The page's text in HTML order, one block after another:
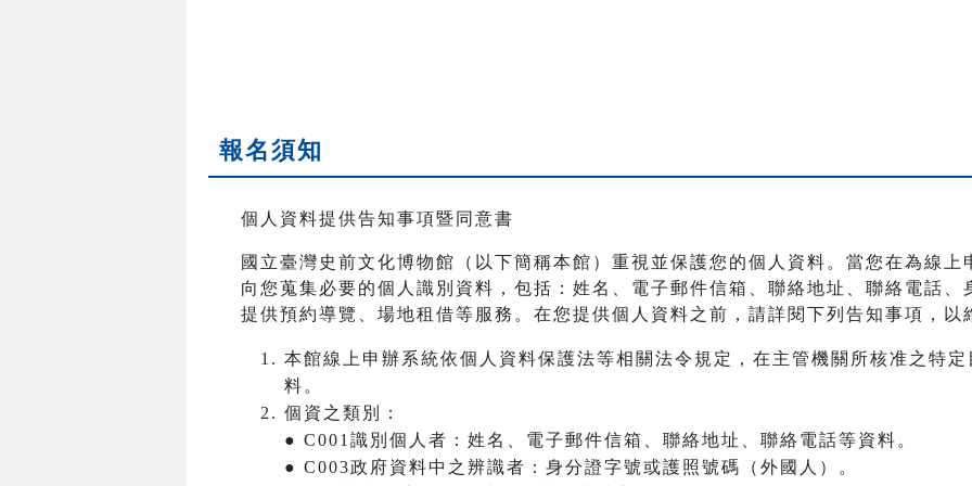
報名須知
個人資料提供告知事項暨同意書
國立臺灣史前文化博物館（以下簡稱本館）重視並保護您的個人資料。當您在為線
向您蒐集必要的個人識別資料，包括：姓名、電子郵件信箱、聯絡地址、聯絡電話
提供預約導覽、場地租借等服務。在您提供個人資料之前，請詳閱下列告知事項，以
本館線上申辦系統依個人資料保護法等相關法令規定，在主管機關所核准之特
料。
個資之類別：
● C001識別個人者：姓名、電子郵件信箱、聯絡地址、聯絡電話等資料。
● C003政府資料中之辨識者：身分證字號或護照號碼（外國人）。